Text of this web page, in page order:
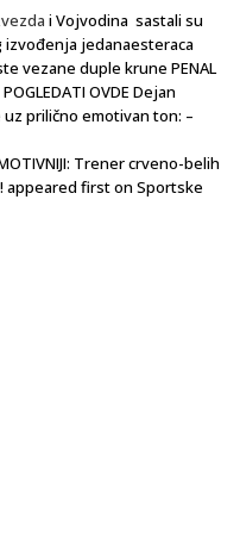
i Vojvodina sastali su
izvođenja jedanaesteraca
vezane duple krune PENAL
POGLEDATI OVDE Dejan
prilično emotivan ton: –
Trener crveno-belih
first on Sportske